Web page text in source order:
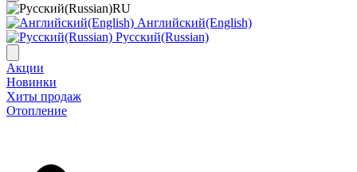
RU
Английский(English)
Русский(Russian)
Акции
Новинки
Хиты продаж
Отопление